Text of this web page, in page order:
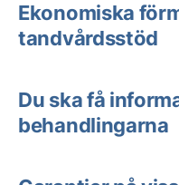
Ekonomiska
tandvårdsstöd
Du ska få
behandlingarna